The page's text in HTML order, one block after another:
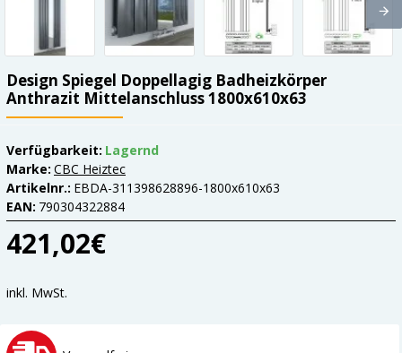
Design Spiegel Doppellagig Badheizkörper
Anthrazit Mittelanschluss 1800x610x63
421,02€
Verfügbarkeit: Lagernd
Marke: CBC Heiztec
Artikelnr.: EBDA-311398628896-1800x610x63
EAN: 790304322884
inkl. MwSt.